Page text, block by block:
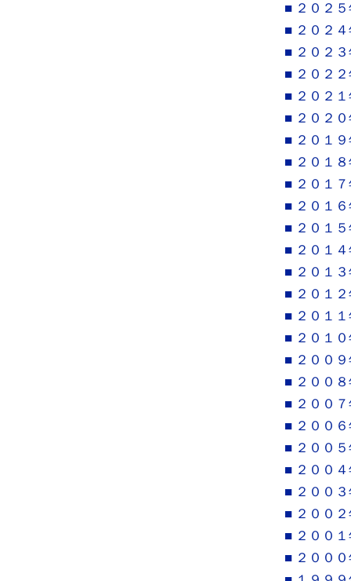
■ ２０２
■ ２０２
■ ２０２
■ ２０２
■ ２０２
■ ２０２
■ ２０１
■ ２０１
■ ２０１
■ ２０１
■ ２０１
■ ２０１
■ ２０１
■ ２０１
■ ２０１
■ ２０１
■ ２００
■ ２００
■ ２００
■ ２００
■ ２００
■ ２００
■ ２００
■ ２００
■ ２００
■ ２００